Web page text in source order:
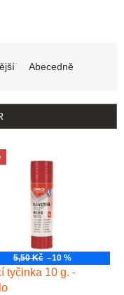
Abecedně
5,50 Kč –10 %
tyčinka 10 g. -